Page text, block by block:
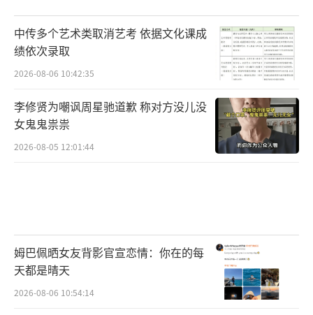
中传多个艺术类取消艺考 依据文化课成
绩依次录取
2026-08-06 10:42:35
李修贤为嘲讽周星驰道歉 称对方没儿没
女鬼鬼祟祟
2026-08-05 12:01:44
姆巴佩晒女友背影官宣恋情：你在的每
天都是晴天
2026-08-06 10:54:14